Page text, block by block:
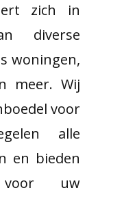
zich in
diverse
woningen,
meer. Wij
voor
alle
en bieden
voor uw